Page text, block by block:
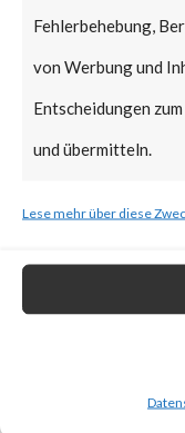
Fehlerbehebung,
von Werbung und
Entscheidungen
und übermitteln.
Lese mehr über diese
What is
The
WinRAR
includes a
What